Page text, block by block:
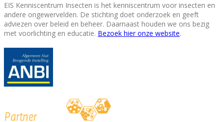
EIS Kenniscentrum Insecten is het kenniscentrum voor insecten en
andere ongewervelden. De stichting doet onderzoek en geeft
adviezen over beleid en beheer. Daarnaast houden we ons bezig
met voorlichting en educatie. Bezoek hier onze website.